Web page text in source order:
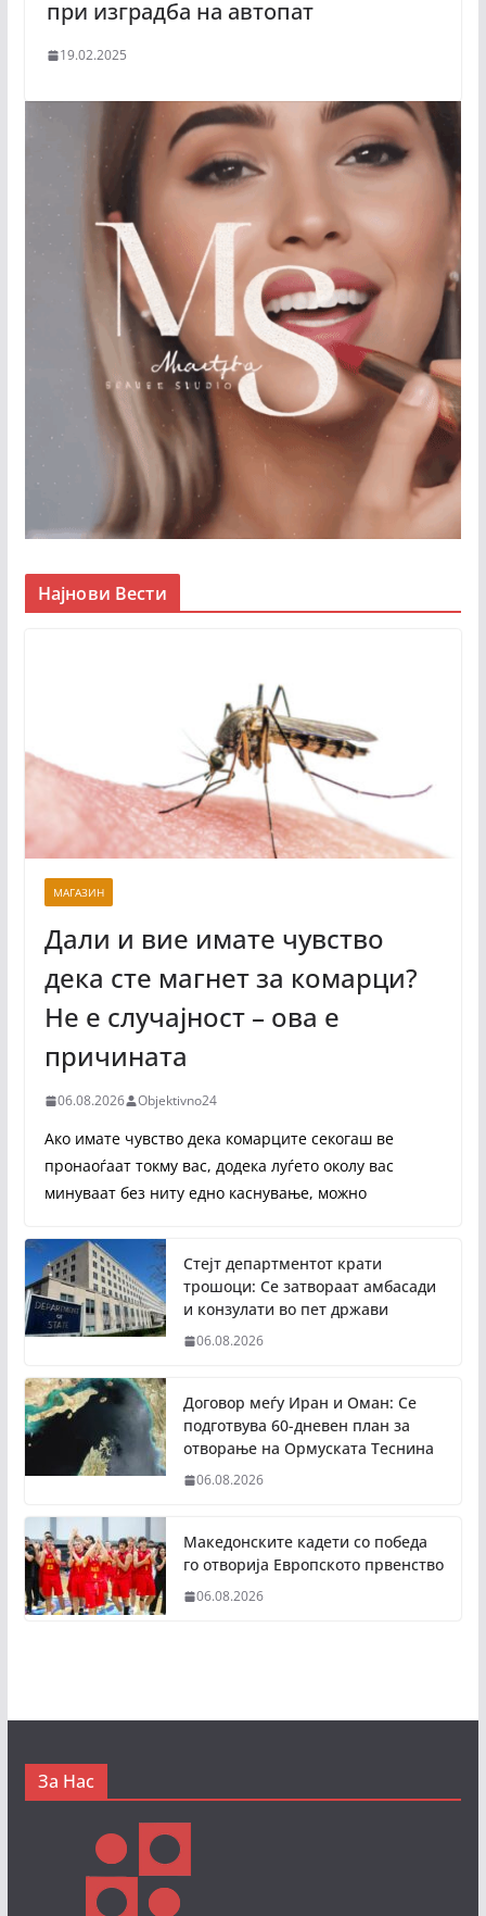
при изградба на автопат
19.02.2025
Најнови Вести
МАГАЗИН
Дали и вие имате чувство
дека сте магнет за комарци?
Не е случајност – ова е
причината
06.08.2026 Objektivno24
Ако имате чувство дека комарците секогаш ве
пронаоѓаат токму вас, додека луѓето околу вас
минуваат без ниту едно каснување, можно
Стејт департментот крати
трошоци: Се затвораат амбасади
и конзулати во пет држави
06.08.2026
Договор меѓу Иран и Оман: Се
подготвува 60-дневен план за
отворање на Ормуската Теснина
06.08.2026
Македонските кадети со победа
го отворија Европското првенство
06.08.2026
За Нас